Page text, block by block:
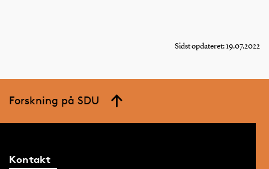
Sidst opdateret: 19.07.2022
Forskning på SDU
Kontakt